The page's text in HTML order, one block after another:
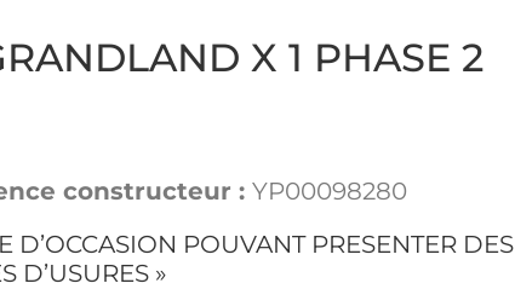
X 1 PHASE 2
constructeur : YP00098280
D’OCCASION POUVANT PRESENTER DES
D’USURES »